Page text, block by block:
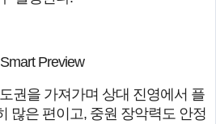
Preview
권을 가져가며 상대 진영에서 플
많은 편이고, 중원 장악력도 안정